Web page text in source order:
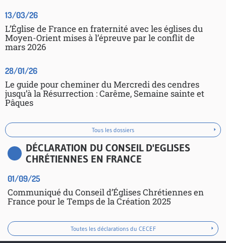
13/03/26
L’Église de France en fraternité avec les églises du
Moyen-Orient mises à l’épreuve par le conflit de
mars 2026
28/01/26
Le guide pour cheminer du Mercredi des cendres
jusqu’à la Résurrection : Carême, Semaine sainte et
Pâques
Tous les dossiers
DÉCLARATION DU CONSEIL D'EGLISES
CHRÉTIENNES EN FRANCE
01/09/25
Communiqué du Conseil d’Églises Chrétiennes en
France pour le Temps de la Création 2025
Toutes les déclarations du CECEF